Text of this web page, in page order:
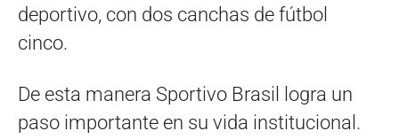
deportivo, con dos canchas de fútbol
cinco.
De esta manera Sportivo Brasil logra un
paso importante en su vida institucional.